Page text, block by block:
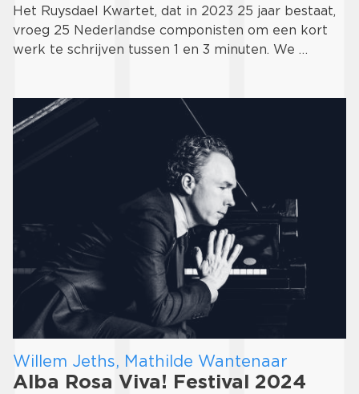
Het Ruysdael Kwartet, dat in 2023 25 jaar bestaat,
vroeg 25 Nederlandse componisten om een kort
werk te schrijven tussen 1 en 3 minuten. We …
Willem Jeths, Mathilde Wantenaar
Alba Rosa Viva! Festival 2024